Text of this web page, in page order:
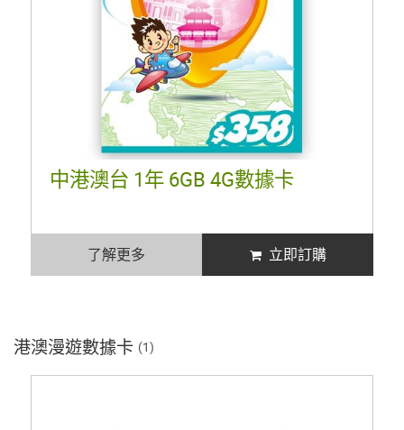
中港澳台 1年 6GB 4G數據卡
了解更多 立即訂購
港澳漫遊數據卡 (1)